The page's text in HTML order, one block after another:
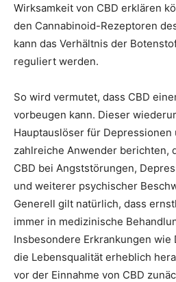
Wirksamkeit von CBD erklären
den Cannabinoid-Rezeptoren
kann das Verhältnis der
reguliert werden.
So wird vermutet, dass CBD
vorbeugen kann. Dieser
Hauptauslöser für Depressionen
zahlreiche Anwender berichten,
CBD bei Angststörungen,
und weiterer psychischer
Generell gilt natürlich, dass
immer in medizinische
Insbesondere Erkrankungen wie
die Lebensqualität erheblich
vor der Einnahme von CBD